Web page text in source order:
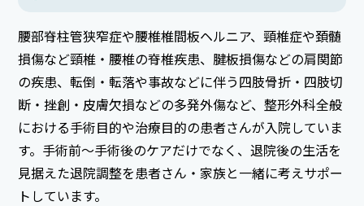
腰部脊柱管狭窄症や腰椎椎間板ヘルニア、頸椎症や頚髄
損傷など頸椎・腰椎の脊椎疾患、腱板損傷などの肩関節
の疾患、転倒・転落や事故などに伴う四肢骨折・四肢切
断・挫創・皮膚欠損などの多発外傷など、整形外科全般
における手術目的や治療目的の患者さんが入院していま
す。手術前～手術後のケアだけでなく、退院後の生活を
見据えた退院調整を患者さん・家族と一緒に考えサポー
トしています。